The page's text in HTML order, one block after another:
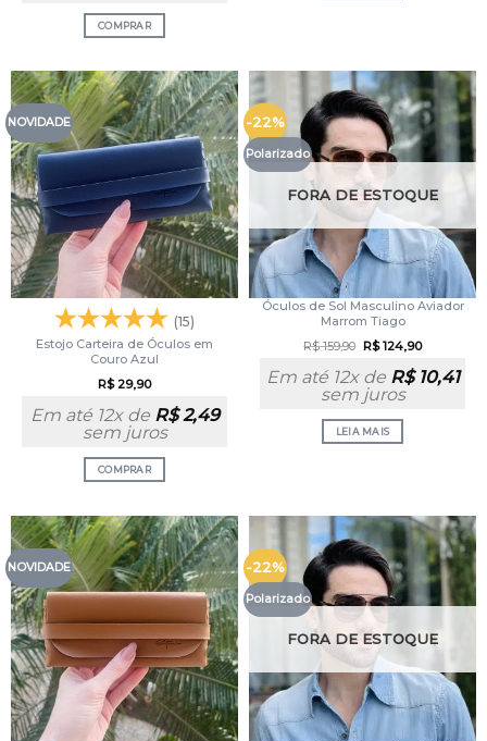
COMPRAR
NOVIDADE
(15)
Estojo Carteira de Óculos em
Couro Azul
R$29,90
Em até 12x de R$2,49
sem juros
COMPRAR
-22%
Polarizado
FORA DE ESTOQUE
Óculos de Sol Masculino Aviador
Marrom Tiago
R$159,90 R$124,90
Em até 12x de R$10,41
sem juros
LEIA MAIS
NOVIDADE -22%
Polarizado
FORA DE ESTOQUE